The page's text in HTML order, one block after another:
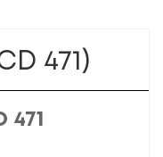
471)
471